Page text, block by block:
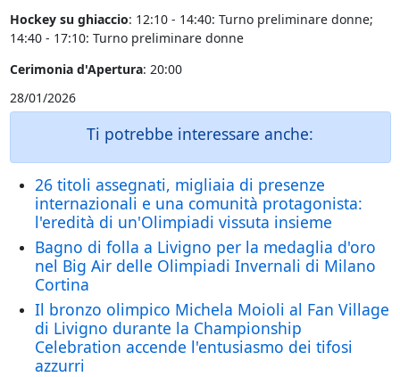
Hockey su ghiaccio: 12:10 - 14:40: Turno preliminare donne;
14:40 - 17:10: Turno preliminare donne
Cerimonia d'Apertura: 20:00
28/01/2026
Ti potrebbe interessare anche:
26 titoli assegnati, migliaia di presenze
internazionali e una comunità protagonista:
l'eredità di un'Olimpiadi vissuta insieme
Bagno di folla a Livigno per la medaglia d'oro
nel Big Air delle Olimpiadi Invernali di Milano
Cortina
Il bronzo olimpico Michela Moioli al Fan Village
di Livigno durante la Championship
Celebration accende l'entusiasmo dei tifosi
azzurri